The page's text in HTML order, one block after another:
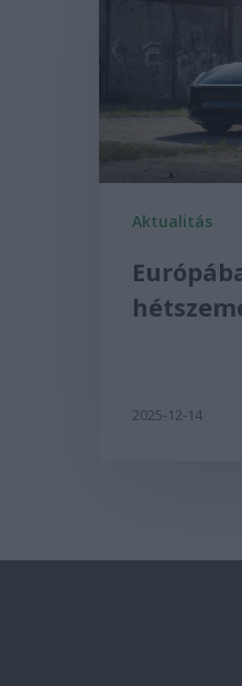
Aktualitás
2025-12-14